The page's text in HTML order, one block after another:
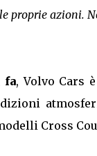
proprie azioni.
fa, Volvo Cars
Cross